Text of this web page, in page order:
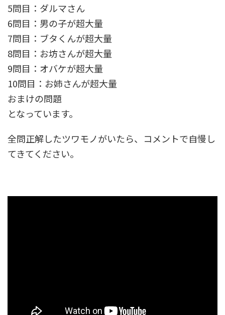
5問目：ダルマさん
6問目：男の子が超大量
7問目：ブタくんが超大量
8問目：お坊さんが超大量
9問目：オバケが超大量
10問目：お姉さんが超大量
おまけの問題
となっています。
全問正解したツワモノがいたら、コメントで自慢し
てきてください。